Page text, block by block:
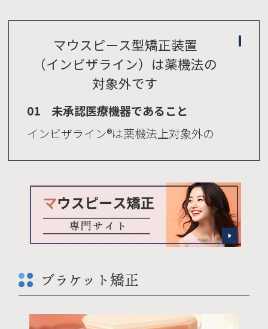
マウスピース型矯正装置
（インビザライン）は薬機法の
対象外です
01 未承認医療機器であること
インビザライン®は薬機法上対象外の
医療機器です。
医療機器としての矯正装置に該当しな
いため薬機法上の承認を得ていませ
ん。
マウスピースに使用される材料そのも
のは薬事承認されておりますので、安
全にご使用いただけます。
ブラケット矯正